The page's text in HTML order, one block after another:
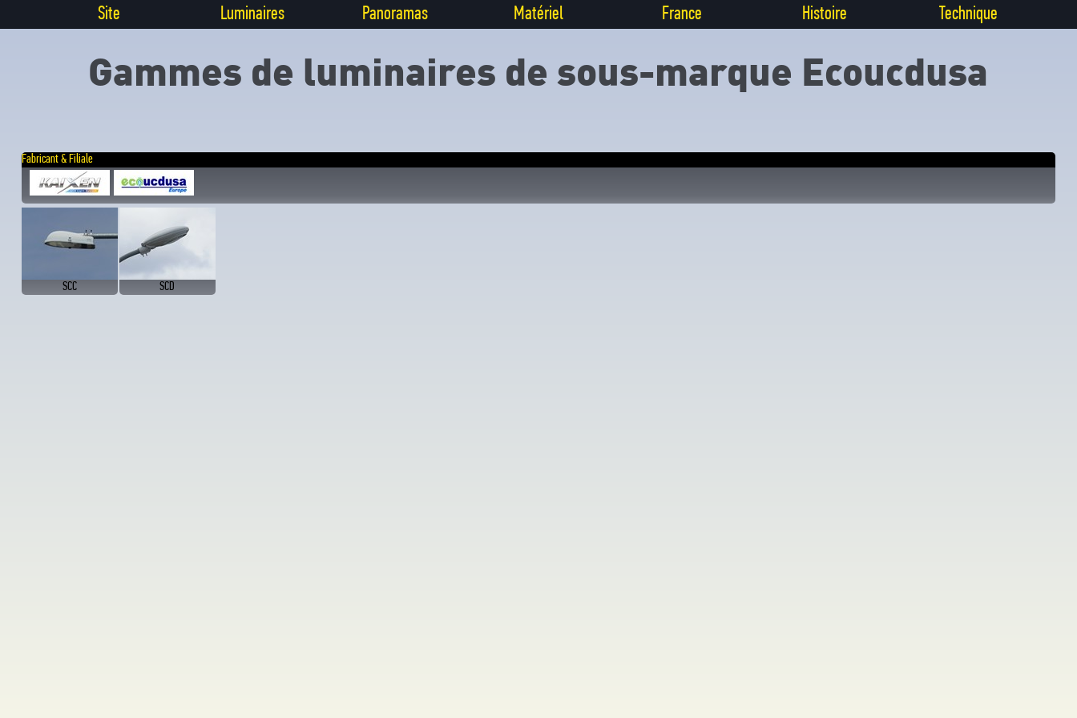
Site Luminaires Panoramas Matériel France Histoire Technique
Gammes de luminaires de sous-marque Ecoucdusa
Fabricant & Filiale
SCC SCD